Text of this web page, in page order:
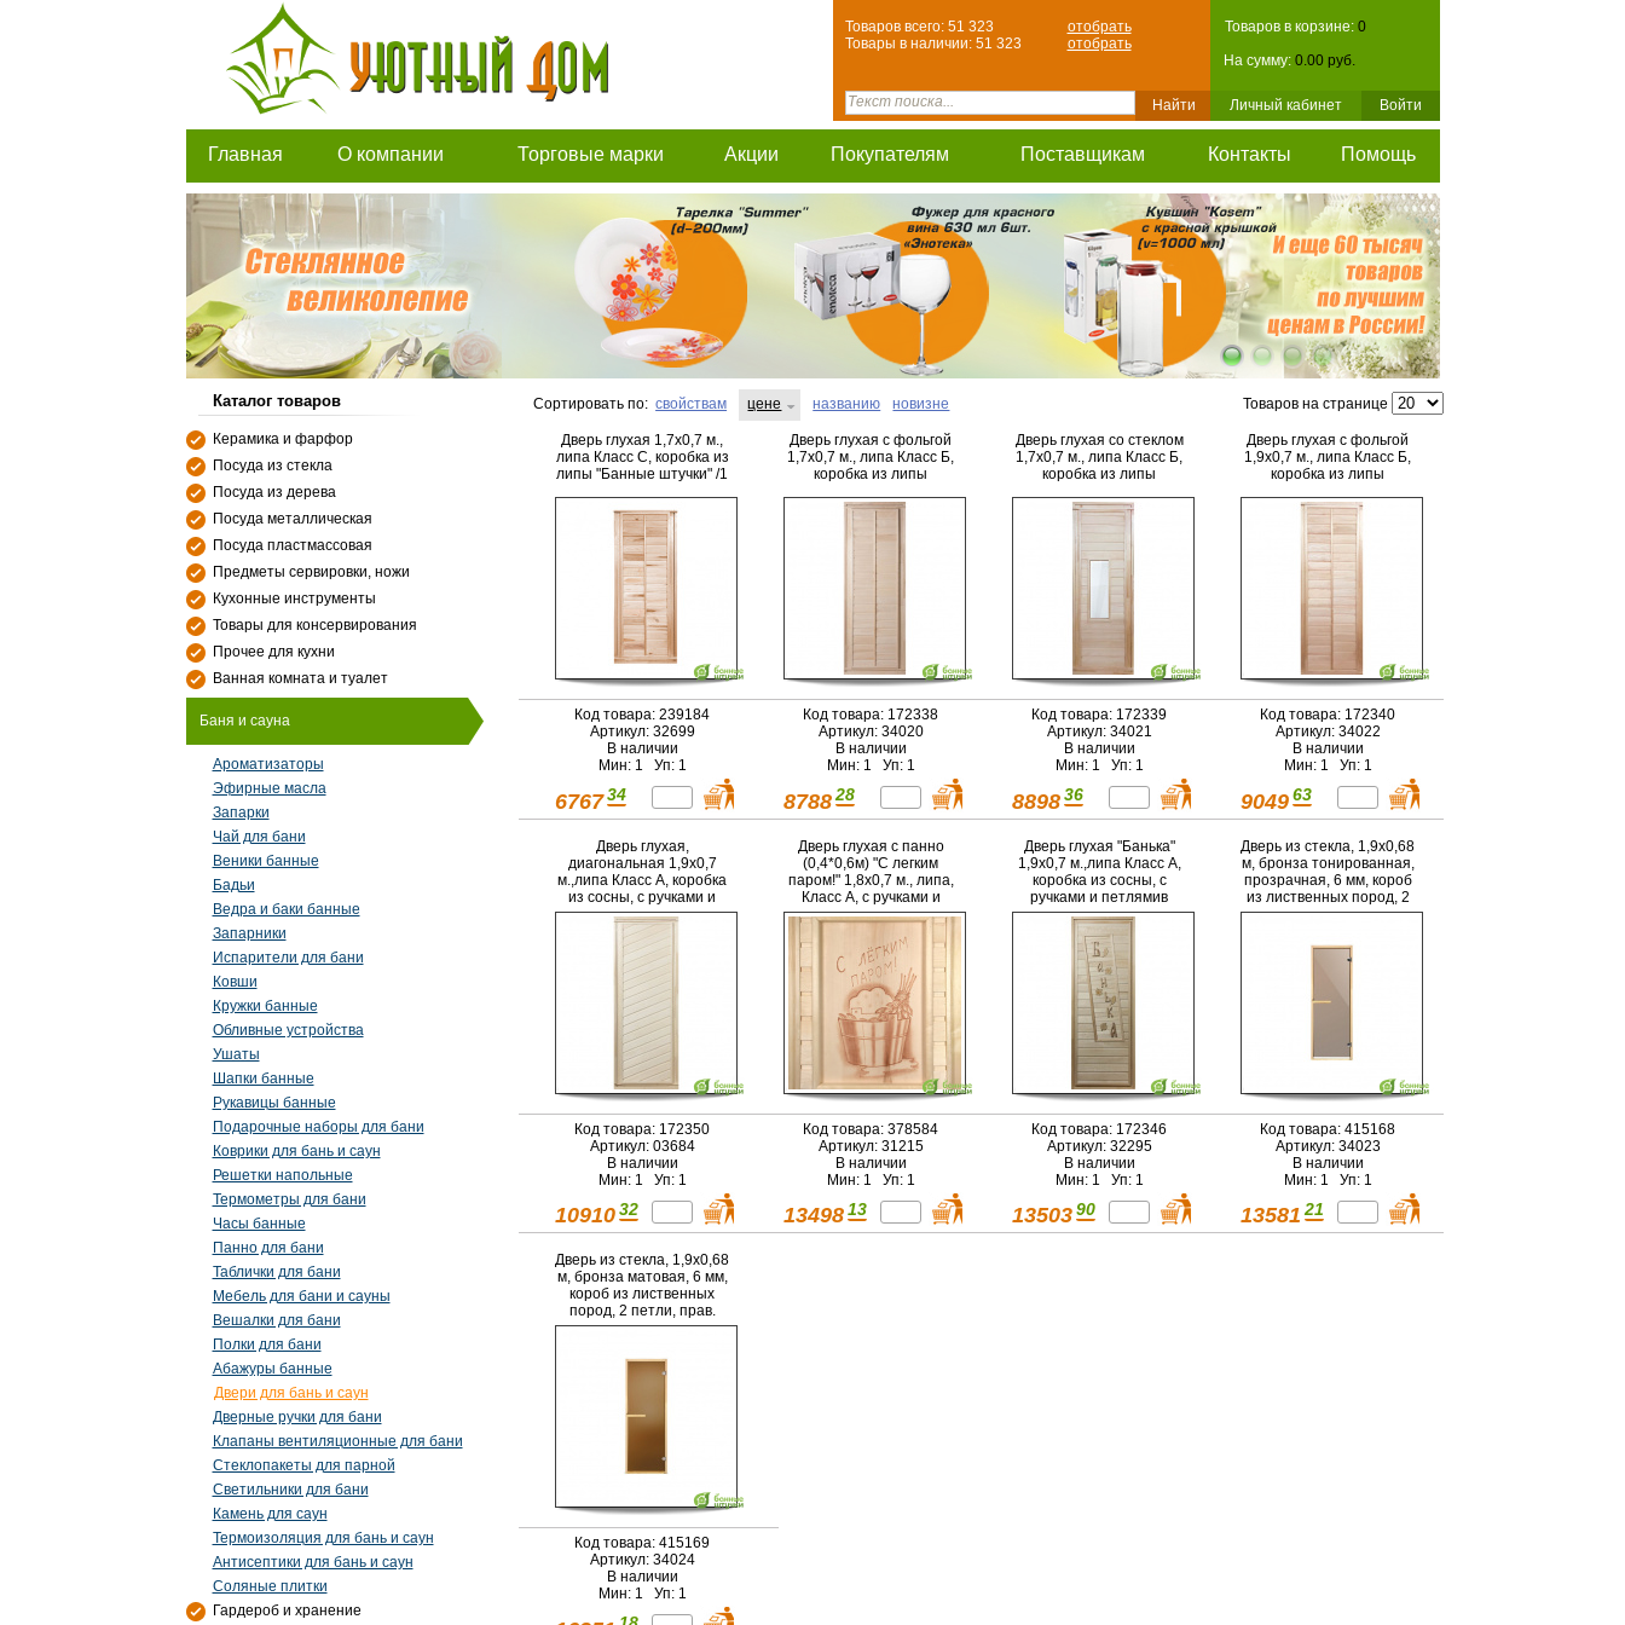
Товаров в корзине: 0
На сумму: 0.00 руб.
Личный кабинет Войти
Товаров всего: 51 323
отобрать
Товары в наличии: 51 323
отобрать
Главная О компании Торговые марки Акции Покупателям Поставщикам Контакты Помощь
Каталог товаров
Керамика и фарфор
Посуда из стекла
Посуда из дерева
Посуда металлическая
Посуда пластмассовая
Предметы сервировки, ножи
Кухонные инструменты
Товары для консервирования
Прочее для кухни
Ванная комната и туалет
Баня и сауна
Ароматизаторы
Эфирные масла
Запарки
Чай для бани
Веники банные
Бадьи
Ведра и баки банные
Запарники
Испарители для бани
Ковши
Кружки банные
Обливные устройства
Ушаты
Шапки банные
Рукавицы банные
Подарочные наборы для бани
Коврики для бань и саун
Решетки напольные
Термометры для бани
Часы банные
Панно для бани
Таблички для бани
Мебель для бани и сауны
Вешалки для бани
Полки для бани
Абажуры банные
Двери для бань и саун
Дверные ручки для бани
Клапаны вентиляционные для бани
Стеклопакеты для парной
Светильники для бани
Камень для саун
Термоизоляция для бань и саун
Антисептики для бань и саун
Соляные плитки
Гардероб и хранение
Сортировать по: свойствам цене названию новизне Товаров на странице
Дверь глухая 1,7х0,7 м.,
липа Класс С, коробка из
липы "Банные штучки" /1
Код товара: 239184
Артикул: 32699
В наличии
Мин: 1 Уп: 1
6767 34
Дверь глухая с фольгой
1,7х0,7 м., липа Класс Б,
коробка из липы
Код товара: 172338
Артикул: 34020
В наличии
Мин: 1 Уп: 1
8788 28
Дверь глухая со стеклом
1,7х0,7 м., липа Класс Б,
коробка из липы
Код товара: 172339
Артикул: 34021
В наличии
Мин: 1 Уп: 1
8898 36
Дверь глухая с фольгой
1,9х0,7 м., липа Класс Б,
коробка из липы
Код товара: 172340
Артикул: 34022
В наличии
Мин: 1 Уп: 1
9049 63
Дверь глухая,
диагональная 1,9х0,7
м.,липа Класс А, коробка
из сосны, с ручками и
петлями в гофрокоробе
"Банные штучки"
Код товара: 172350
Артикул: 03684
В наличии
Мин: 1 Уп: 1
10910 32
Дверь глухая с панно
(0,4*0,6м) "С легким
паром!" 1,8х0,7 м., липа,
Класс А, с ручками и
петлями в гофрокоробе
Код товара: 378584
Артикул: 31215
В наличии
Мин: 1 Уп: 1
13498 13
Дверь глухая "Банька"
1,9х0,7 м.,липа Класс А,
коробка из сосны, с
ручками и петлямив
гофрокоробе
Код товара: 172346
Артикул: 32295
В наличии
Мин: 1 Уп: 1
13503 90
Дверь из стекла, 1,9х0,68
м, бронза тонированная,
прозрачная, 6 мм, короб
из лиственных пород, 2
петли, прав. откр.
Код товара: 415168
Артикул: 34023
В наличии
Мин: 1 Уп: 1
13581 21
Дверь из стекла, 1,9х0,68
м, бронза матовая, 6 мм,
короб из лиственных
пород, 2 петли, прав.
откр. "Банные штучки" в
Код товара: 415169
Артикул: 34024
В наличии
Мин: 1 Уп: 1